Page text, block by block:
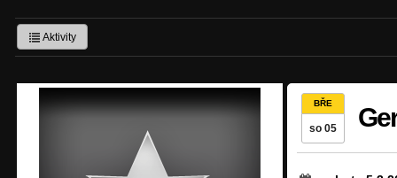
Aktivity
BŘE
so 05